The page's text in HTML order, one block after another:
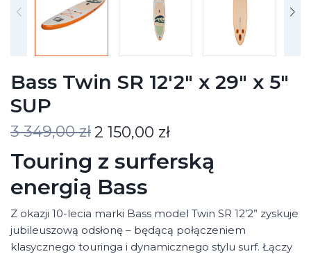
Bass Twin SR 12'2" x 29" x 5"
SUP
3 349,00 zł2 150,00 zł
Touring z surferską
energią Bass
Z okazji 10-lecia marki Bass model Twin SR 12’2” zyskuje
jubileuszową odsłonę – będącą połączeniem
klasycznego touringa i dynamicznego stylu surf. Łączy